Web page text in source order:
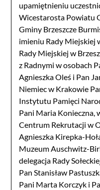
upamiętnieniu
Wicestarosta Powiatu
Gminy Brzeszcze
imieniu Rady Miejskiej
Rady Miejskiej w
z Radnymi w osobach
Agnieszka Oleś i Pan
Niemiec w Krakowie
Instytutu Pamięci
Pani Maria Konieczna,
Centrum Rekrutacji w
Agnieszka Kirepka-
Muzeum Auschwitz-
delegacja Rady
Pan Stanisław
Pani Marta Korczyk i